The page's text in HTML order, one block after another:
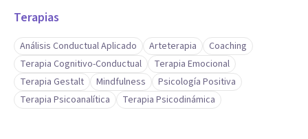
Terapias
Análisis Conductual Aplicado Arteterapia
Coaching
Terapia Cognitivo-Conductual
Terapia Emocional
Terapia Gestalt
Mindfulness
Psicología Positiva
Terapia Psicoanalítica
Terapia Psicodinámica